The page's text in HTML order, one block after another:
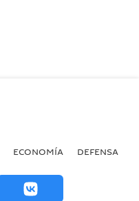
ECONOMÍA DEFENSA